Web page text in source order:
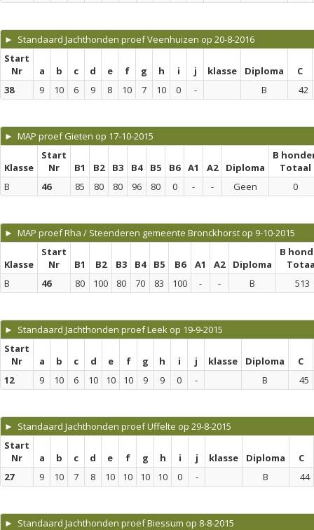
► Standaard Jachthonden proef Veenhuizen op 20-8-2016
Start
Nr
a b c d e f g h i j klasse Diploma
C
38
9 10 6 9 8 10 7 10 0 - B 42
► MAP proef Gieten op 17-10-2015
Klasse
Start
Nr
B1 B2 B3 B4 B5 B6 A1 A2 Diploma
B
Totaal
B
46 85 80 80 96 80 0 - - Geen 0
► MAP proef Rha / Steenderen gemeente Bronckhorst op 9-10-2015
Klasse
Start
Nr
B1 B2 B3 B4 B5 B6 A1 A2 Diploma
B
B
46 80 100 80 70 83 100 - - B 513
► Standaard Jachthonden proef Leek op 19-9-2015
Start
Nr
a b c d e f g h i j klasse Diploma
C
12
9 10 6 10 10 10 9 9 0 - B 45
► Standaard Jachthonden proef Uffelte op 29-8-2015
Start
Nr
a b c d e f g h i j klasse Diploma
C
27
9 10 7 8 10 10 10 10 0 - B 44
► Standaard Jachthonden proef Biessum op 8-8-2015